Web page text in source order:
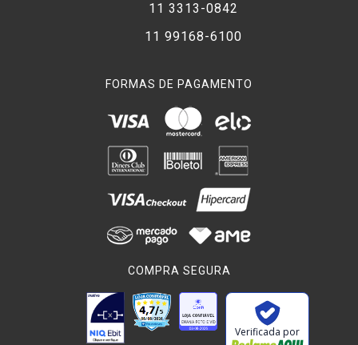
11 3313-0842
11 99168-6100
FORMAS DE PAGAMENTO
COMPRA SEGURA
Verificada por